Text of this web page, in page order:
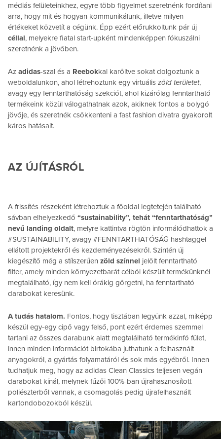
médiás felületeinkhez, egyre több figyelmet szeretnénk fordítani
arra, hogy mit és hogyan kommunikálunk, illetve milyen
értékeket közvetít a cégünk. Épp ezért előrukkoltunk pár új
céllal, melyekre fiatal start-upként mindenképpen fókuszálni
szeretnénk a jövőben.
Az adidas-szal és a Reebokkal karöltve sokat dolgoztunk a
weboldalunkon, ahol létrehoztunk egy virtuális zöld területet,
avagy egy fenntarthatóság szekciót, ahol kizárólag fenntartható
termékeink közül válogathatnak azok, akiknek fontos a bolygó
jövője, és szeretnék csökkenteni a fast fashion divatra gyakorolt
káros hatásait.
AZ ÚJÍTÁSRÓL
A frissítés részeként létrehoztuk a főoldal legtetején található
sávban elhelyezkedő “sustainability”, tehát “fenntarthatóság”
nevű landing oldalt, melyre kattintva rögtön informálódhattok a
#SUSTAINABILITY, avagy #FENNTARTHATÓSÁG hashtaggel
ellátott projektekről és kezdeményezésekről. Szintén új
kiegészítő még a stílszerűen zöld színnel jelölt fenntartható
filter, amely minden környezetbarát célból készült termékünknél
megtalálható, így nem kell órákig görgetni, ha fenntartható
darabokat keresünk.
A tudás hatalom. Fontos, hogy tisztában legyünk azzal, miképp
készül egy-egy cipő vagy felső, pont ezért érdemes szemmel
tartani az összes darabunk alatt megtalálható termékinfó fület,
innen minden információt birtokába juthatunk a felhasznált
anyagokról, a gyártás folyamatáról és sok más egyébről. Innen
tudhatjuk meg, hogy az adidas Clean Classics teljesen vegán
darabokat kínál, melynek fűzői 100%-ban újrahasznosított
poliészterből vannak, a csomagolás pedig újrafelhasznált
kartondobozokból készül.